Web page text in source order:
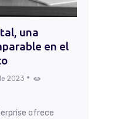
una
en el
2023
ofrece